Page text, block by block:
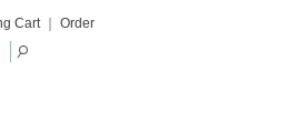
Cart｜ Order